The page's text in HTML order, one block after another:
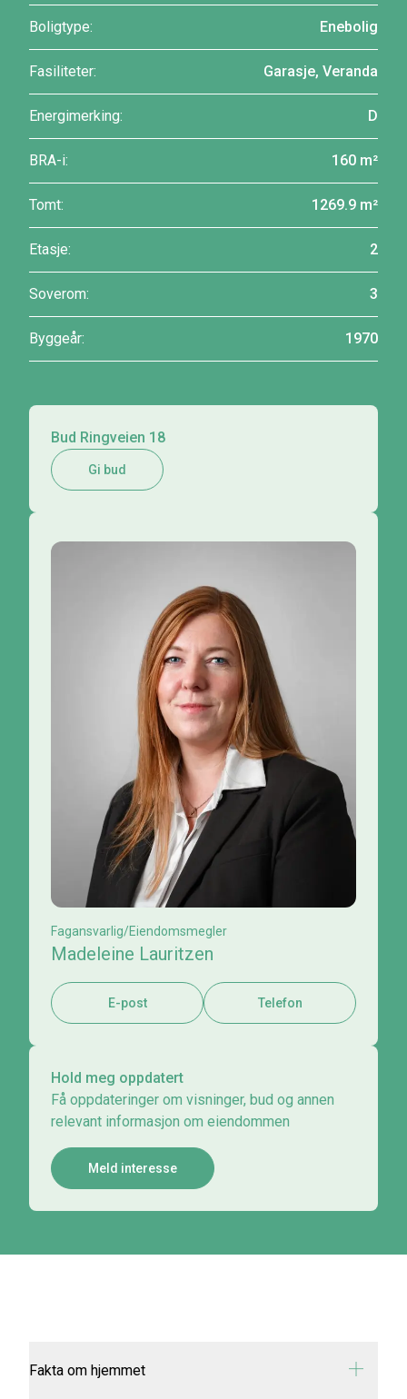
Boligtype: Enebolig
Fasiliteter: Garasje, Veranda
Energimerking: D
BRA-i: 160 m²
Tomt: 1269.9 m²
Etasje: 2
Soverom: 3
Byggeår: 1970
Bud Ringveien 18
Gi bud
Fagansvarlig/Eiendomsmegler
Madeleine Lauritzen
E-post Telefon
Hold meg oppdatert
Få oppdateringer om visninger, bud og annen
relevant informasjon om eiendommen
Meld interesse
Fakta om hjemmet